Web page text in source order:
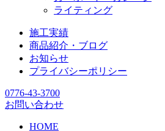
ライティング
施工実績
商品紹介・ブログ
お知らせ
プライバシーポリシー
0776-43-3700
お問い合わせ
HOME